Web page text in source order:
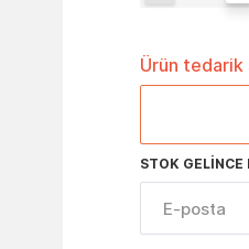
Ürün tedarik
STOK GELINCE